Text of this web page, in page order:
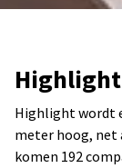
Highlight
Highlight wordt
meter hoog, net
komen 192